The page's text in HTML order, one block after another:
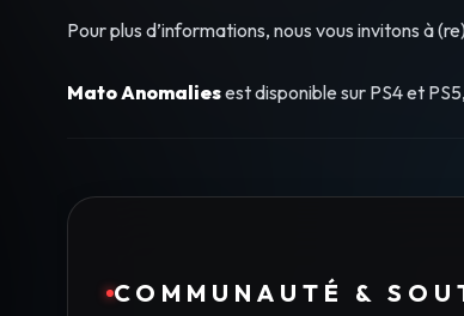
Pour plus d’informations, nous vous invitons à
Mato Anomaliesest disponible sur PS4 et
COMMUNAUTÉ &